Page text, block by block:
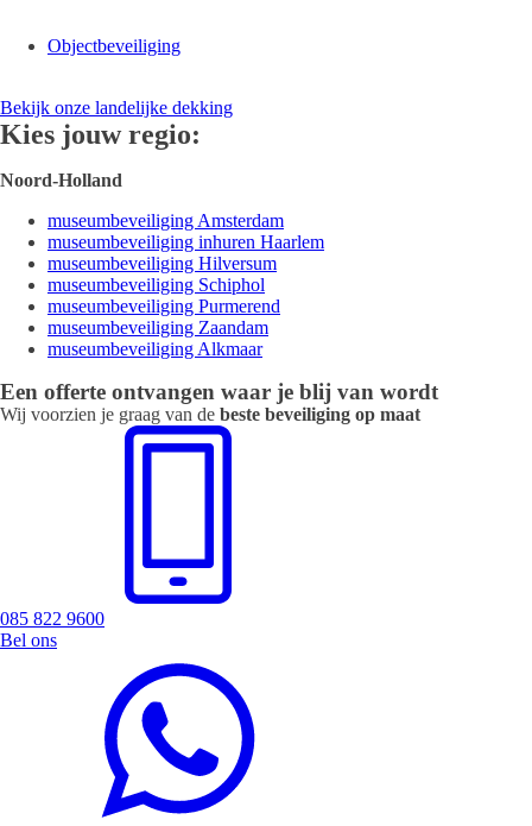
Objectbeveiliging
Bekijk onze landelijke dekking
Kies jouw regio:
Noord-Holland
museumbeveiliging Amsterdam
museumbeveiliging inhuren Haarlem
museumbeveiliging Hilversum
museumbeveiliging Schiphol
museumbeveiliging Purmerend
museumbeveiliging Zaandam
museumbeveiliging Alkmaar
Een offerte ontvangen waar je blij van wordt
Wij voorzien je graag van de beste beveiliging op maat
085 822 9600
Bel ons